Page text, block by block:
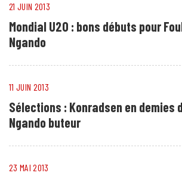
21 JUIN 2013
Mondial U20 : bons débuts pour
Ngando
11 JUIN 2013
Sélections : Konradsen en demies
Ngando buteur
23 MAI 2013